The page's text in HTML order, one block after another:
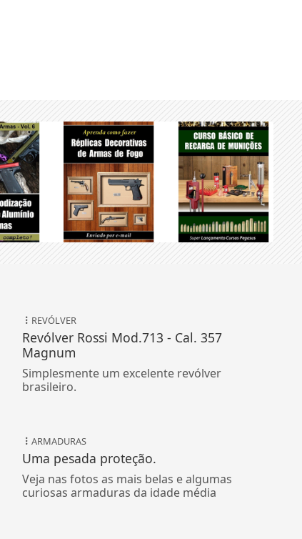
REVÓLVER
Revólver Rossi Mod.713 - Cal. 357
Magnum
Simplesmente um excelente revólver
brasileiro.
ARMADURAS
Uma pesada proteção.
Veja nas fotos as mais belas e algumas
curiosas armaduras da idade média